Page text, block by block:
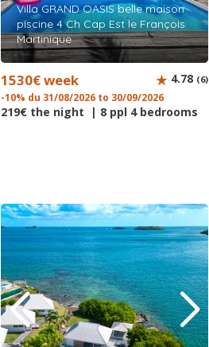
Villa GRAND OASIS belle maison
piscine 4 Ch Cap Est le François
Martinique
1530€ week
-10% du 31/08/2026 to 30/09/2026
219€ the night | 8 ppl 4 bedrooms
4.78 (6)